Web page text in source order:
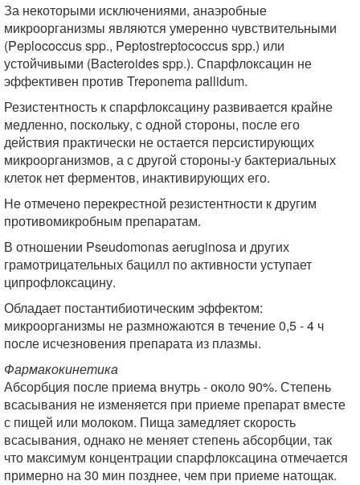
За некоторыми исключениями, анаэробные
микроорганизмы являются умеренно чувствительными
(Peplococcus spp., Peptostreptococcus spp.) или
устойчивыми (Bacteroides spp.). Спарфлоксацин не
эффективен против Treponema pallidum.
Резистентность к спарфлоксацину развивается крайне
медленно, поскольку, с одной стороны, после его
действия практически не остается персистирующих
микроорганизмов, а с другой стороны-у бактериальных
клеток нет ферментов, инактивирующих его.
Не отмечено перекрестной резистентности к другим
противомикробным препаратам.
В отношении Pseudomonas aeruginosa и других
грамотрицательных бацилл по активности уступает
ципрофлоксацину.
Обладает постантибиотическим эффектом:
микроорганизмы не размножаются в течение 0,5 - 4 ч
после исчезновения препарата из плазмы.
Фармакокинетика
Абсорбция после приема внутрь - около 90%. Степень
всасывания не изменяется при приеме препарат вместе
с пищей или молоком. Пища замедляет скорость
всасывания, однако не меняет степень абсорбции, так
что максимум концентрации спарфлоксацина отмечается
примерно на 30 мин позднее, чем при приеме натощак.